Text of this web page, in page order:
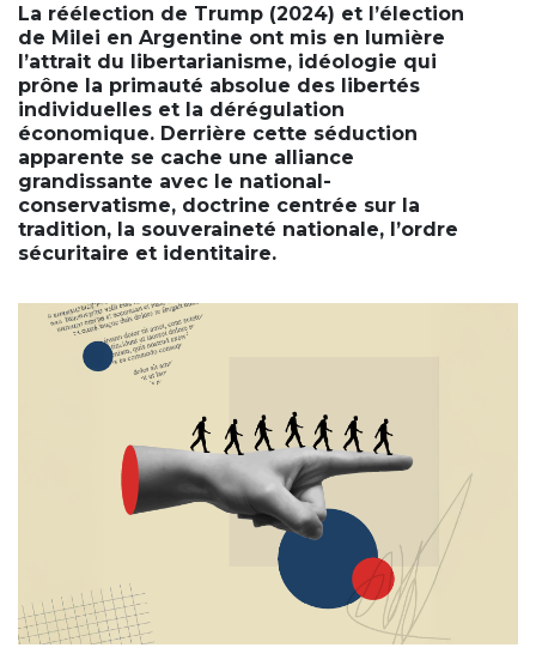
La réélection de Trump (2024) et l’élection
de Milei en Argentine ont mis en lumière
l’attrait du libertarianisme, idéologie qui
prône la primauté absolue des libertés
individuelles et la dérégulation
économique. Derrière cette séduction
apparente se cache une alliance
grandissante avec le national-
conservatisme, doctrine centrée sur la
tradition, la souveraineté nationale, l’ordre
sécuritaire et identitaire.